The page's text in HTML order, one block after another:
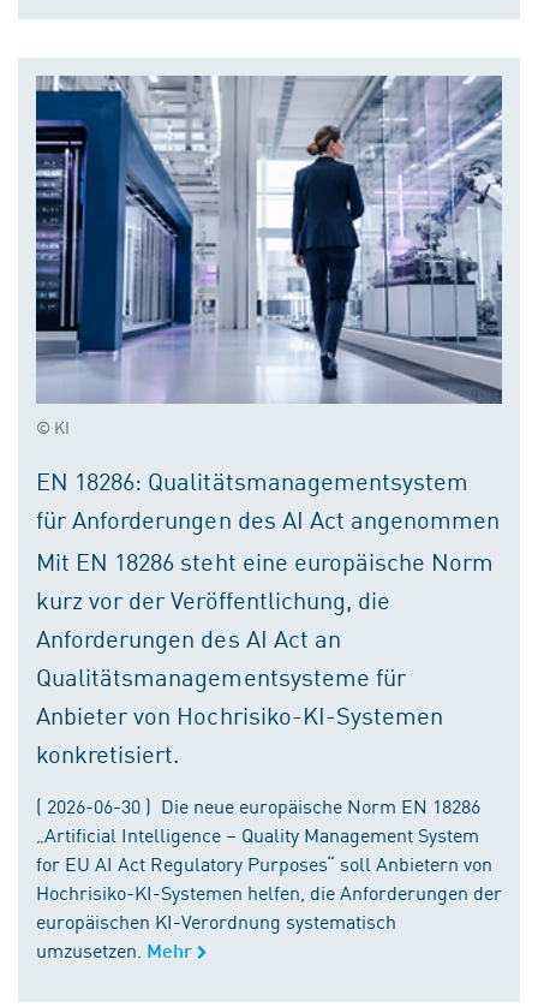
© KI
EN 18286: Qualitätsmanagementsystem
für Anforderungen des AI Act angenommen
Mit EN 18286 steht eine europäische Norm
kurz vor der Veröffentlichung, die
Anforderungen des AI Act an
Qualitätsmanagementsysteme für
Anbieter von Hochrisiko-KI-Systemen
konkretisiert.
( 2026-06-30 ) Die neue europäische Norm EN 18286
„Artificial Intelligence – Quality Management System
for EU AI Act Regulatory Purposes“ soll Anbietern von
Hochrisiko-KI-Systemen helfen, die Anforderungen der
europäischen KI-Verordnung systematisch
umzusetzen. Mehr